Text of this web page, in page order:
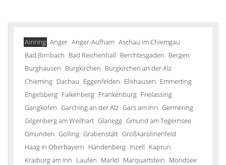
Ainring Anger Anger-Aufham Aschau im Chiemgau
Bad Birnbach Bad Reichenhall Berchtesgaden Bergen
Burghausen Burgkirchen Burgkirchen an der Alz
Chieming Dachau Eggenfelden Elixhausen Emmerting
Engelsberg Falkenberg Frankenburg Freilassing
Gangkofen Garching an der Alz Gars am Inn Germering
Gilgenberg am Weilhart Glanegg Gmund am Tegernsee
Gmunden Golling Grabenstätt Großkarolinenfeld
Haag in Oberbayern Handenberg Inzell Kaprun
Kraiburg am Inn Laufen Marktl Marquartstein Mondsee